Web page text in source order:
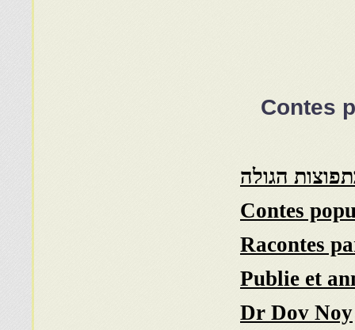
Contes
הגולה
Contes
Racontes
Publie et
Dr Dov Noy